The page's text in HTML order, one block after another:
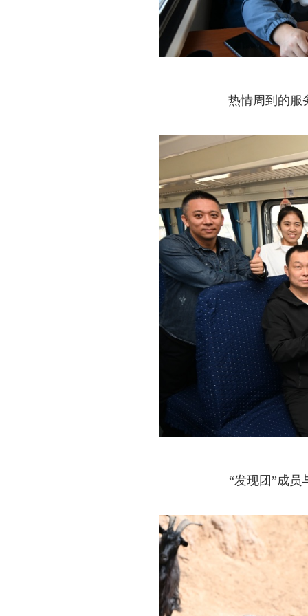
热情周到的服
“发现团”成